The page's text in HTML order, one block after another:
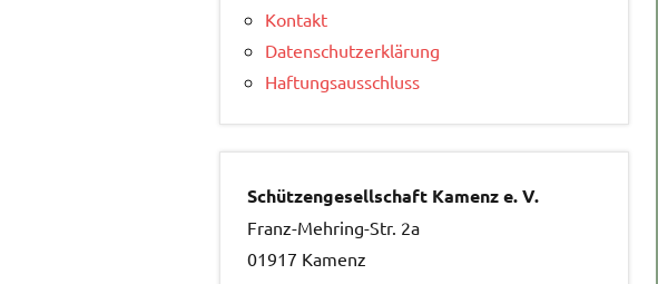
Kontakt
Datenschutzerklärung
Haftungsausschluss
Schützengesellschaft Kamenz e. V.
Franz-Mehring-Str. 2a
01917 Kamenz